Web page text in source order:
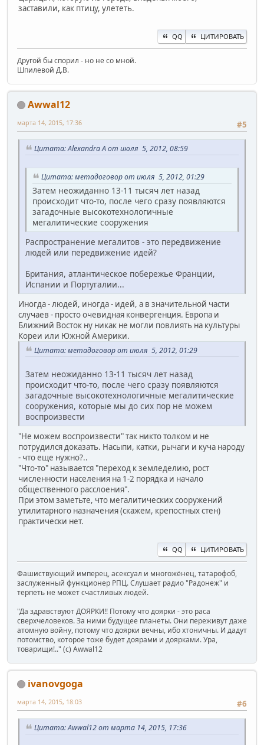
заставили, как птицу, улететь.
QQ ЦИТИРОВАТЬ
Другой бы спорил - но не со мной.
Шпилевой Д.В.
Awwal12
#5
марта 14, 2015, 17:36
Цитата: Alexandra A от июля 5, 2012, 08:59
Цитата: метадоговор от июля 5, 2012, 01:29
Затем неожиданно 13-11 тысяч лет назад
происходит что-то, после чего сразу появляются
загадочные высокотехнологичные
мегалитические сооружения
Распространение мегалитов - это передвижение
людей или передвижение идей?
Британия, атлантическое побережье Франции,
Испании и Португалии...
Иногда - людей, иногда - идей, а в значительной части
случаев - просто очевидная конвергенция. Европа и
Ближний Восток ну никак не могли повлиять на культуры
Кореи или Южной Америки.
Цитата: метадоговор от июля 5, 2012, 01:29
Затем неожиданно 13-11 тысяч лет назад
происходит что-то, после чего сразу появляются
загадочные высокотехнологичные мегалитические
сооружения, которые мы до сих пор не можем
воспроизвести
"Не можем воспроизвести" так никто толком и не
потрудился доказать. Насыпи, катки, рычаги и куча народу
- что еще нужно?..
"Что-то" называется "переход к земледелию, рост
численности населения на 1-2 порядка и начало
общественного расслоения".
При этом заметьте, что мегалитических сооружений
утилитарного назначения (скажем, крепостных стен)
практически нет.
QQ ЦИТИРОВАТЬ
Фашиствующий имперец, асексуал и многожёнец, татарофоб,
заслуженный функционер РПЦ. Слушает радио "Радонеж" и
терпеть не может счастливых людей.
"Да здравствуют ДОЯРКИ!! Потому что доярки - это раса
сверхчеловеков. За ними будущее планеты. Они переживут даже
атомную войну, потому что доярки вечны, ибо хтоничны. И дадут
потомство, которое тоже будет доярами и доярками. Ура,
товарищи!.." (c) Awwal12
ivanovgoga
#6
марта 14, 2015, 18:03
Цитата: Awwal12 от марта 14, 2015, 17:36